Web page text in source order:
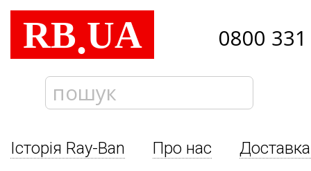
RB.UA 0800
Історія Ray-Ban Про нас